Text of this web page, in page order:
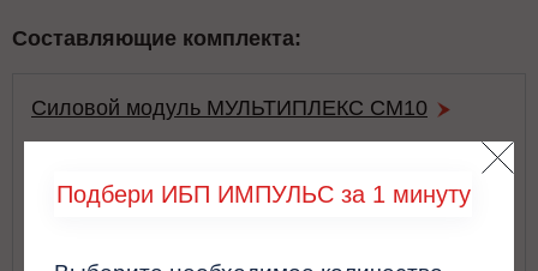
Составляющие комплекта:
Силовой модуль МУЛЬТИПЛЕКС СМ10
Подбери ИБП ИМПУЛЬС за 1 минуту